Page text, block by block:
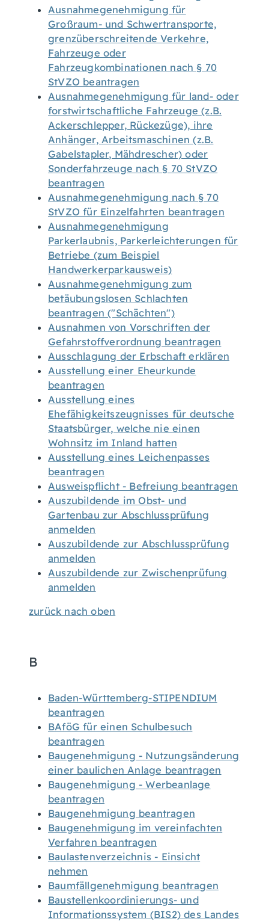
Ausnahmegenehmigung für
Großraum- und Schwertransporte,
grenzüberschreitende Verkehre,
Fahrzeuge oder
Fahrzeugkombinationen nach § 70
StVZO beantragen
Ausnahmegenehmigung für land- oder
forstwirtschaftliche Fahrzeuge (z.B.
Ackerschlepper, Rückezüge), ihre
Anhänger, Arbeitsmaschinen (z.B.
Gabelstapler, Mähdrescher) oder
Sonderfahrzeuge nach § 70 StVZO
beantragen
Ausnahmegenehmigung nach § 70
StVZO für Einzelfahrten beantragen
Ausnahmegenehmigung
Parkerlaubnis, Parkerleichterungen für
Betriebe (zum Beispiel
Handwerkerparkausweis)
Ausnahmegenehmigung zum
betäubungslosen Schlachten
beantragen ("Schächten")
Ausnahmen von Vorschriften der
Gefahrstoffverordnung beantragen
Ausschlagung der Erbschaft erklären
Ausstellung einer Eheurkunde
beantragen
Ausstellung eines
Ehefähigkeitszeugnisses für deutsche
Staatsbürger, welche nie einen
Wohnsitz im Inland hatten
Ausstellung eines Leichenpasses
beantragen
Ausweispflicht - Befreiung beantragen
Auszubildende im Obst- und
Gartenbau zur Abschlussprüfung
anmelden
Auszubildende zur Abschlussprüfung
anmelden
Auszubildende zur Zwischenprüfung
anmelden
zurück nach oben
B
Baden-Württemberg-STIPENDIUM
beantragen
BAföG für einen Schulbesuch
beantragen
Baugenehmigung - Nutzungsänderung
einer baulichen Anlage beantragen
Baugenehmigung - Werbeanlage
beantragen
Baugenehmigung beantragen
Baugenehmigung im vereinfachten
Verfahren beantragen
Baulastenverzeichnis - Einsicht
nehmen
Baumfällgenehmigung beantragen
Baustellenkoordinierungs- und
Informationssystem (BIS2) des Landes